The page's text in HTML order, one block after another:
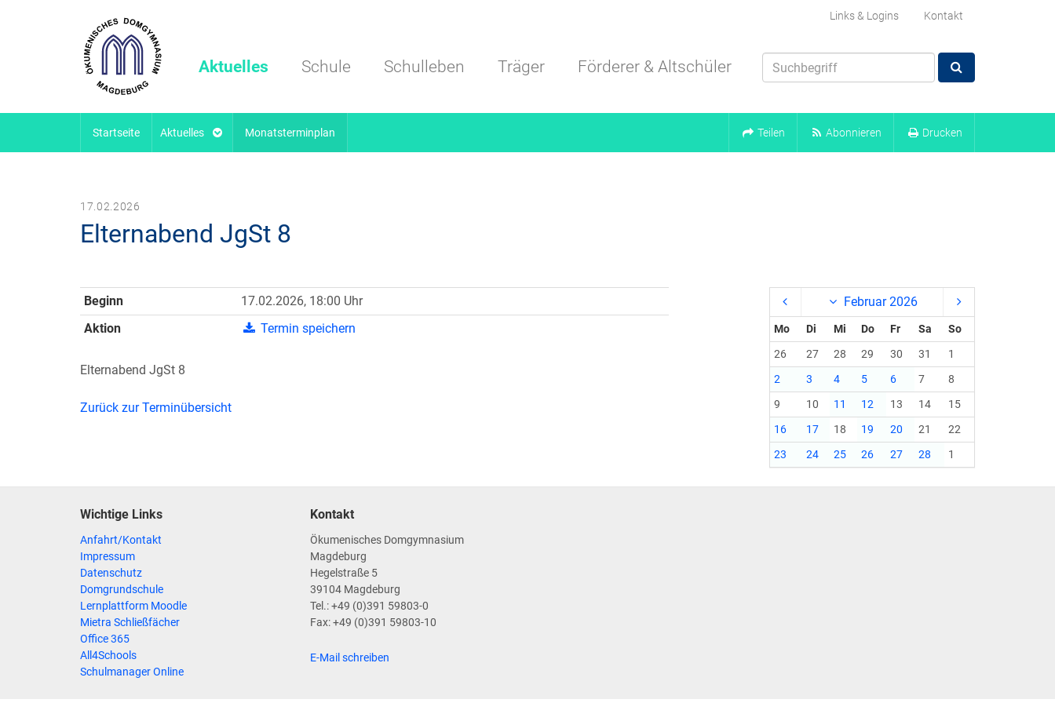
Links & Logins Kontakt
Aktuelles Schule Schulleben Träger Förderer & Altschüler
Startseite Aktuelles Monatsterminplan Teilen Abonnieren Drucken
17.02.2026
Elternabend JgSt 8
Beginn
17.02.2026, 18:00 Uhr
Aktion
Termin speichern
Elternabend JgSt 8
Zurück zur Terminübersicht
Februar 2026
Mo Di Mi Do Fr Sa
So
26
27 28 29 30 31
1
2
3 4 5 6 7
8
9
10 11 12 13 14
15
16
17 18 19 20 21
22
23
24 25 26 27 28 1
Wichtige Links
Anfahrt/Kontakt
Impressum
Datenschutz
Domgrundschule
Lernplattform Moodle
Mietra Schließfächer
Office 365
All4Schools
Schulmanager Online
Kontakt
Ökumenisches Domgymnasium
Magdeburg
Hegelstraße 5
39104 Magdeburg
Tel.: +49 (0)391 59803-0
Fax: +49 (0)391 59803-10
E-Mail schreiben